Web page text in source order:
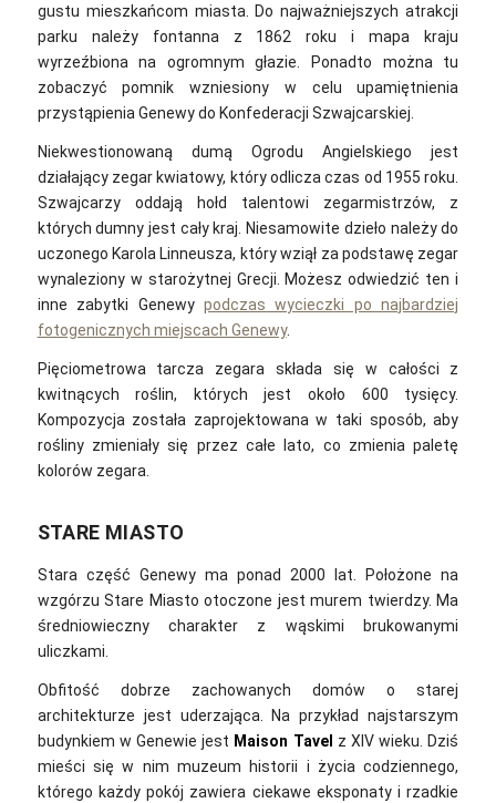
gustu mieszkańcom miasta. Do najważniejszych atrakcji
parku należy fontanna z 1862 roku i mapa kraju
wyrzeźbiona na ogromnym głazie. Ponadto można tu
zobaczyć pomnik wzniesiony w celu upamiętnienia
przystąpienia Genewy do Konfederacji Szwajcarskiej.
Niekwestionowaną dumą Ogrodu Angielskiego jest
działający zegar kwiatowy, który odlicza czas od 1955 roku.
Szwajcarzy oddają hołd talentowi zegarmistrzów, z
których dumny jest cały kraj. Niesamowite dzieło należy do
uczonego Karola Linneusza, który wziął za podstawę zegar
wynaleziony w starożytnej Grecji. Możesz odwiedzić ten i
inne zabytki Genewy podczas wycieczki po najbardziej
fotogenicznych miejscach Genewy.
Pięciometrowa tarcza zegara składa się w całości z
kwitnących roślin, których jest około 600 tysięcy.
Kompozycja została zaprojektowana w taki sposób, aby
rośliny zmieniały się przez całe lato, co zmienia paletę
kolorów zegara.
STARE MIASTO
Stara część Genewy ma ponad 2000 lat. Położone na
wzgórzu Stare Miasto otoczone jest murem twierdzy. Ma
średniowieczny charakter z wąskimi brukowanymi
uliczkami.
Obfitość dobrze zachowanych domów o starej
architekturze jest uderzająca. Na przykład najstarszym
budynkiem w Genewie jest Maison Tavel z XIV wieku. Dziś
mieści się w nim muzeum historii i życia codziennego,
którego każdy pokój zawiera ciekawe eksponaty i rzadkie